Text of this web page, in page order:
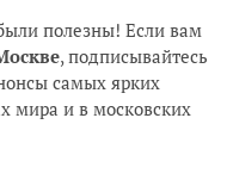
полезны! Если вам
, подписывайтесь
самых ярких
мира и в московских